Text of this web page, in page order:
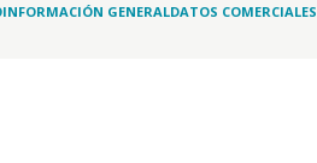
INFORMACIÓN GENERALDATOS COMERCIALES